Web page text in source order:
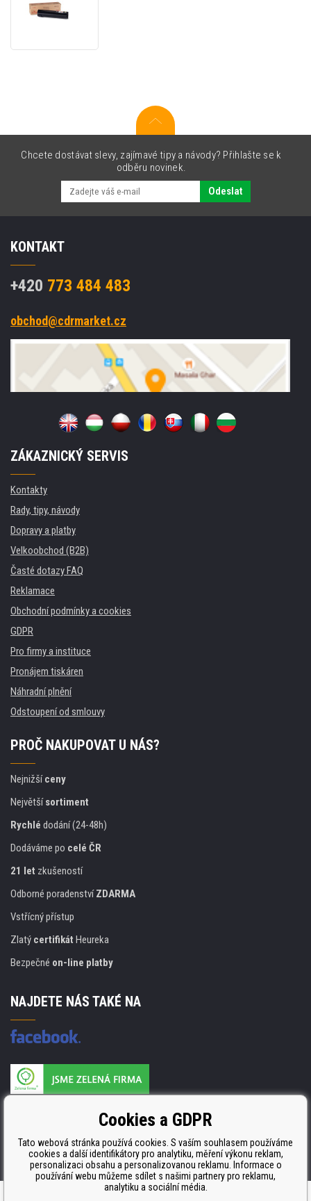
originální
Chcete dostávat slevy, zajímavé tipy a návody? Přihlašte se k
odběru novinek.
Odeslat
KONTAKT
+420 773 484 483
obchod@cdrmarket.cz
ZÁKAZNICKÝ SERVIS
Kontakty
Rady, tipy, návody
Dopravy a platby
Velkoobchod (B2B)
Časté dotazy FAQ
Reklamace
Obchodní podmínky a cookies
GDPR
Pro firmy a instituce
Pronájem tiskáren
Náhradní plnění
Odstoupení od smlouvy
PROČ NAKUPOVAT U NÁS?
Nejnižšíceny
Největšísortiment
Rychlé dodání (24-48h)
Dodáváme po celé ČR
21 let zkušeností
Odborné poradenstvíZDARMA
Vstřícný přístup
Zlatý certifikát Heureka
Bezpečné on-line platby
NAJDETE NÁS TAKÉ NA
ISO 9001. ISO 14001 a STMC.Cookies a GDPR
Tato webová stránka používá cookies. S vaším souhlasem používáme
cookies a další identifikátory pro analytiku, měření výkonu reklam,
personalizaci obsahu a personalizovanou reklamu. Informace o
používání webu můžeme sdílet s našimi partnery pro reklamu,
analytiku a sociální média.